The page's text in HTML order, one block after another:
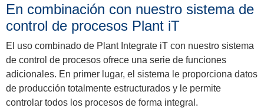
En combinación con nuestro sistema de
control de procesos Plant iT
El uso combinado de Plant Integrate iT con nuestro sistema
de control de procesos ofrece una serie de funciones
adicionales. En primer lugar, el sistema le proporciona datos
de producción totalmente estructurados y le permite
controlar todos los procesos de forma integral.